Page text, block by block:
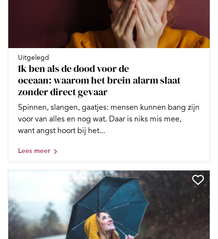
Uitgelegd
Ik ben als de dood voor de
oceaan: waarom het brein alarm slaat
zonder direct gevaar
Spinnen, slangen, gaatjes: mensen kunnen bang zijn
voor van alles en nog wat. Daar is niks mis mee,
want angst hoort bij het...
Lees meer